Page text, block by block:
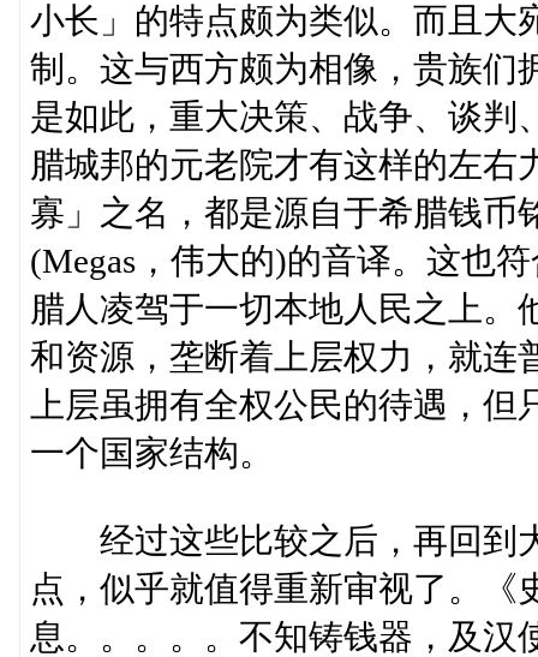
小长」的特点颇为类似。而且大
制。这与西方颇为相像，贵族们
是如此，重大决策、战争、谈判
腊城邦的元老院才有这样的左右
寡」之名，都是源自于希腊钱
(Megas，伟大的)的音译。这也
腊人凌驾于一切本地人民之上。
和资源，垄断着上层权力，就连
上层虽拥有全权公民的待遇，
一个国家结构。
经过这些比较之后，再回到
点，似乎就值得重新审视了。《
息。。。。。不知铸钱器，及汉